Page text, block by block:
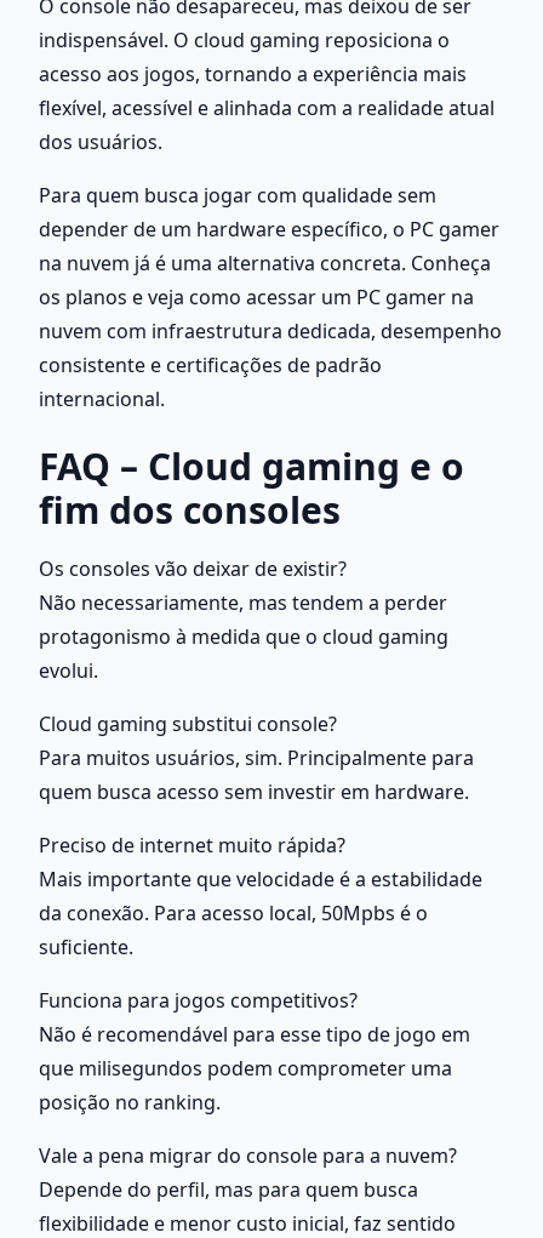
O console não desapareceu, mas deixou de ser
indispensável. O cloud gaming reposiciona o
acesso aos jogos, tornando a experiência mais
flexível, acessível e alinhada com a realidade atual
dos usuários.
Para quem busca jogar com qualidade sem
depender de um hardware específico, o PC gamer
na nuvem já é uma alternativa concreta. Conheça
os planos e veja como acessar um PC gamer na
nuvem com infraestrutura dedicada, desempenho
consistente e certificações de padrão
internacional.
FAQ – Cloud gaming e o
fim dos consoles
Os consoles vão deixar de existir?
Não necessariamente, mas tendem a perder
protagonismo à medida que o cloud gaming
evolui.
Cloud gaming substitui console?
Para muitos usuários, sim. Principalmente para
quem busca acesso sem investir em hardware.
Preciso de internet muito rápida?
Mais importante que velocidade é a estabilidade
da conexão. Para acesso local, 50Mpbs é o
suficiente.
Funciona para jogos competitivos?
Não é recomendável para esse tipo de jogo em
que milisegundos podem comprometer uma
posição no ranking.
Vale a pena migrar do console para a nuvem?
Depende do perfil, mas para quem busca
flexibilidade e menor custo inicial, faz sentido